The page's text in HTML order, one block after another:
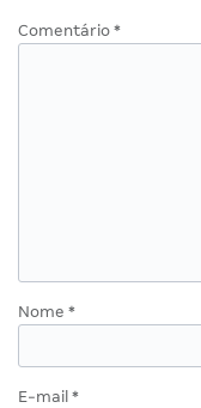
Comentário *
Nome *
E-mail *